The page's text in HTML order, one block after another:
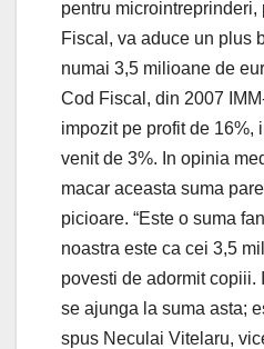
pentru microintreprinderi,
Fiscal, va aduce un plus
numai 3,5 milioane de
Cod Fiscal, din 2007
impozit pe profit de 16%,
venit de 3%. In opinia
macar aceasta suma
picioare. “Este o suma
noastra este ca cei 3,5
povesti de adormit copiii.
se ajunga la suma asta;
spus Neculai Vitelaru,